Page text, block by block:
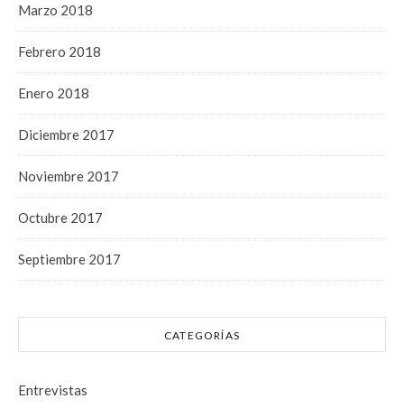
Marzo 2018
Febrero 2018
Enero 2018
Diciembre 2017
Noviembre 2017
Octubre 2017
Septiembre 2017
CATEGORÍAS
Entrevistas